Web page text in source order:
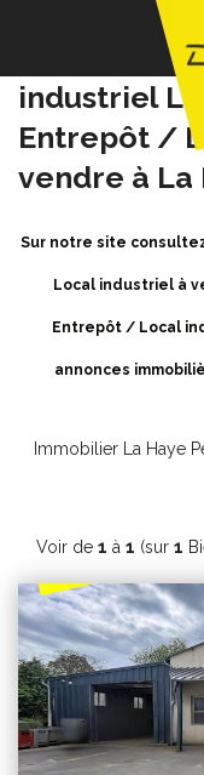
Acheter
Vendre
Gérance
Nos agences
Espace client
Achat /
industriel
Entrepôt /
vendre à La
Sur notre site
Local industriel à
Entrepôt / Local
annonces
Immobilier La Haye
Voir de 1 à 1 (sur 1